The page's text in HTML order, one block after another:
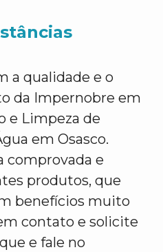
a qualidade e o
da Impernobre em
e Limpeza de
em Osasco.
comprovada e
produtos, que
benefícios muito
contato e solicite
e fale no